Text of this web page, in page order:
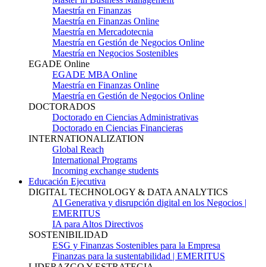
Maestría en Finanzas
Maestría en Finanzas Online
Maestría en Mercadotecnia
Maestría en Gestión de Negocios Online
Maestría en Negocios Sostenibles
EGADE Online
EGADE MBA Online
Maestría en Finanzas Online
Maestría en Gestión de Negocios Online
DOCTORADOS
Doctorado en Ciencias Administrativas
Doctorado en Ciencias Financieras
INTERNATIONALIZATION
Global Reach
International Programs
Incoming exchange students
Educación Ejecutiva
DIGITAL TECHNOLOGY & DATA ANALYTICS
AI Generativa y disrupción digital en los Negocios |
EMERITUS
IA para Altos Directivos
SOSTENIBILIDAD
ESG y Finanzas Sostenibles para la Empresa
Finanzas para la sustentabilidad | EMERITUS